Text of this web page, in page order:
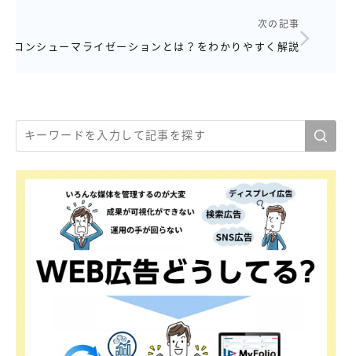
次の記事
コンシューマライゼーションとは？をわかりやすく解説